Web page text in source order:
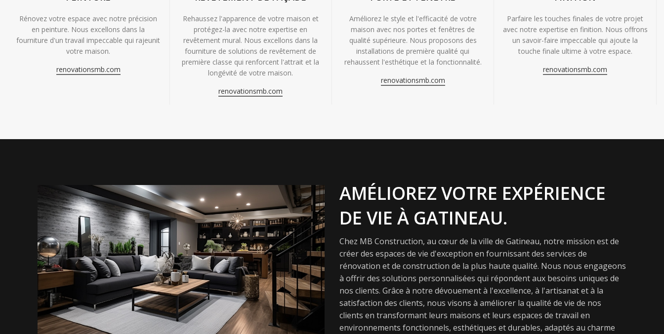
Rénovez votre espace avec notre précision
en peinture. Nous excellons dans la
fourniture d'un travail impeccable qui rajeunit
votre maison.
renovationsmb.com
Rehaussez l'apparence de votre maison et
protégez-la avec notre expertise en
revêtement mural. Nous excellons dans la
fourniture de solutions de revêtement de
première classe qui renforcent l'attrait et la
longévité de votre maison.
renovationsmb.com
Améliorez le style et l'efficacité de votre
maison avec nos portes et fenêtres de
qualité supérieure. Nous proposons des
installations de première qualité qui
rehaussent l'esthétique et la fonctionnalité.
renovationsmb.com
Parfaire les touches finales de votre projet
avec notre expertise en finition. Nous offrons
un savoir-faire impeccable qui ajoute la
touche finale ultime à votre espace.
renovationsmb.com
AMÉLIOREZ VOTRE EXPÉRIENCE
DE VIE À GATINEAU.
Chez MB Construction, au cœur de la ville de Gatineau, notre mission est de
créer des espaces de vie d'exception en fournissant des services de
rénovation et de construction de la plus haute qualité. Nous nous engageons
à offrir des solutions personnalisées qui répondent aux besoins uniques de
nos clients. Grâce à notre dévouement à l'excellence, à l'artisanat et à la
satisfaction des clients, nous visons à améliorer la qualité de vie de nos
clients en transformant leurs maisons et leurs espaces de travail en
environnements fonctionnels, esthétiques et durables, adaptés au charme